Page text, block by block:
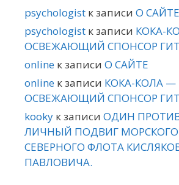
psychologist к записи О САЙТЕ
psychologist к записи КОКА-
ОСВЕЖАЮЩИЙ СПОНСОР
online к записи О САЙТЕ
online к записи КОКА-КОЛА —
ОСВЕЖАЮЩИЙ СПОНСОР
kooky к записи ОДИН
ЛИЧНЫЙ ПОДВИГ
СЕВЕРНОГО ФЛОТА
ПАВЛОВИЧА.